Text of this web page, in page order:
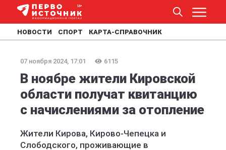
НОВОСТИ СПОРТ КАРТА-СПРАВОЧНИК
07 ноября 2024, 17:01 6115
В ноябре жители Кировской
области получат квитанцию
с начислениями за отопление
Жители Кирова, Кирово-Чепецка и
Слободского, проживающие в